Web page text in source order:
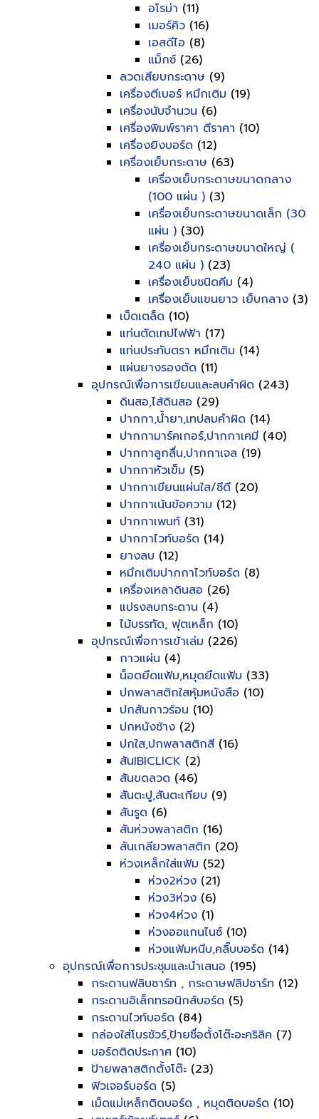
อโรม่า (11)
เมอร์คิว (16)
เอสดีไอ (8)
แม็กซ์ (26)
ลวดเสียบกระดาษ (9)
เครื่องตีเบอร์ หมึกเติม (19)
เครื่องนับจำนวน (6)
เครื่องพิมพ์ราคา ตีราคา (10)
เครื่องยิงบอร์ด (12)
เครื่องเย็บกระดาษ (63)
เครื่องเย็บกระดาษขนาดกลาง
(100 แผ่น ) (3)
เครื่องเย็บกระดาษขนาดเล็ก (30
แผ่น ) (30)
เครื่องเย็บกระดาษขนาดใหญ่ (
240 แผ่น ) (23)
เครื่องเย็บชนิดคีม (4)
เครื่องเย็บแขนยาว เย็บกลาง (3)
เบ็ดเตล็ด (10)
แท่นตัดเทปไฟฟ้า (17)
แท่นประทับตรา หมึกเติม (14)
แผ่นยางรองตัด (11)
อุปกรณ์เพื่อการเขียนและลบคำผิด (243)
ดินสอ,ไส้ดินสอ (29)
ปากกา,น้ำยา,เทปลบคำผิด (14)
ปากกามาร์คเกอร์,ปากกาเคมี (40)
ปากกาลูกลื่น,ปากกาเจล (19)
ปากกาหัวเข็ม (5)
ปากกาเขียนแผ่นใส/ซีดี (20)
ปากกาเน้นข้อความ (12)
ปากกาเพนท์ (31)
ปากกาไวท์บอร์ด (14)
ยางลบ (12)
หมึกเติมปากกาไวท์บอร์ด (8)
เครื่องเหลาดินสอ (26)
แปรงลบกระดาน (4)
ไม้บรรทัด, ฟุตเหล็ก (10)
อุปกรณ์เพื่อการเข้าเล่ม (226)
กาวแผ่น (4)
น็อดยึดแฟ้ม,หมุดยึดแฟ้ม (33)
ปกพลาสติกใสหุ้มหนังสือ (10)
ปกสันกาวร้อน (10)
ปกหนังช้าง (2)
ปกใส,ปกพลาสติกสี (16)
สันIBICLICK (2)
สันขดลวด (46)
สันตะปู,สันตะเกียบ (9)
สันรูด (6)
สันห่วงพลาสติก (16)
สันเกลียวพลาสติก (20)
ห่วงเหล็กใส่แฟ้ม (52)
ห่วง2ห่วง (21)
ห่วง3ห่วง (6)
ห่วง4ห่วง (1)
ห่วงออแกนไนซ์ (10)
ห่วงแฟ้มหนีบ,คลิ๊บบอร์ด (14)
อุปกรณ์เพื่อการประชุมและนำเสนอ (195)
กระดานฟลิบชาร์ท , กระดาษฟลิปชาร์ท (12)
กระดานอิเล็กทรอนิกส์บอร์ด (5)
กระดานไวท์บอร์ด (84)
กล่องใส่โบรชัวร์,ป้ายชื่อตั้งโต๊ะอะคริลิค (7)
บอร์ดติดประกาศ (10)
ป้ายพลาสติกตั้งโต๊ะ (23)
ฟิวเจอร์บอร์ด (5)
เม็ดแม่เหล็กติดบอร์ด , หมุดติดบอร์ด (10)